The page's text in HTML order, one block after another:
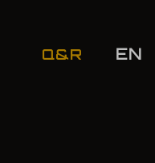
Q&R EN